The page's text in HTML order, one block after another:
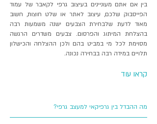
בין‭ ‬אם‭ ‬אתם‭ ‬מעוניינים‭ ‬בעיצוב‭ ‬גרפי‭ ‬לקאבר‭ ‬של‭ ‬עמוד
‬תלויים‭ ‬במידה‭ ‬רבה‭ ‬בבחירה‭ ‬נכונה‭.
קראו עוד
מה ההבדל בין גרפיקאי למעצב גרפי?